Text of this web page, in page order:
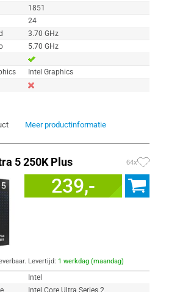
1851
24
3.70 GHz
5.70 GHz
Intel Graphics
Meer productinformatie
5 250K Plus 64x
239,-
Levertijd: 1 werkdag (maandag)
Intel
Intel Core Ultra Series 2